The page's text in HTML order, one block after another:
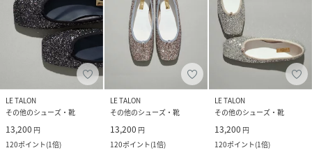
LE TALON
その他のシューズ・靴
13,200 円
120ポイント(1倍)
LE TALON
その他のシューズ・靴
13,200 円
120ポイント(1倍)
LE TALON
その他のシューズ・靴
13,200 円
120ポイント(1倍)